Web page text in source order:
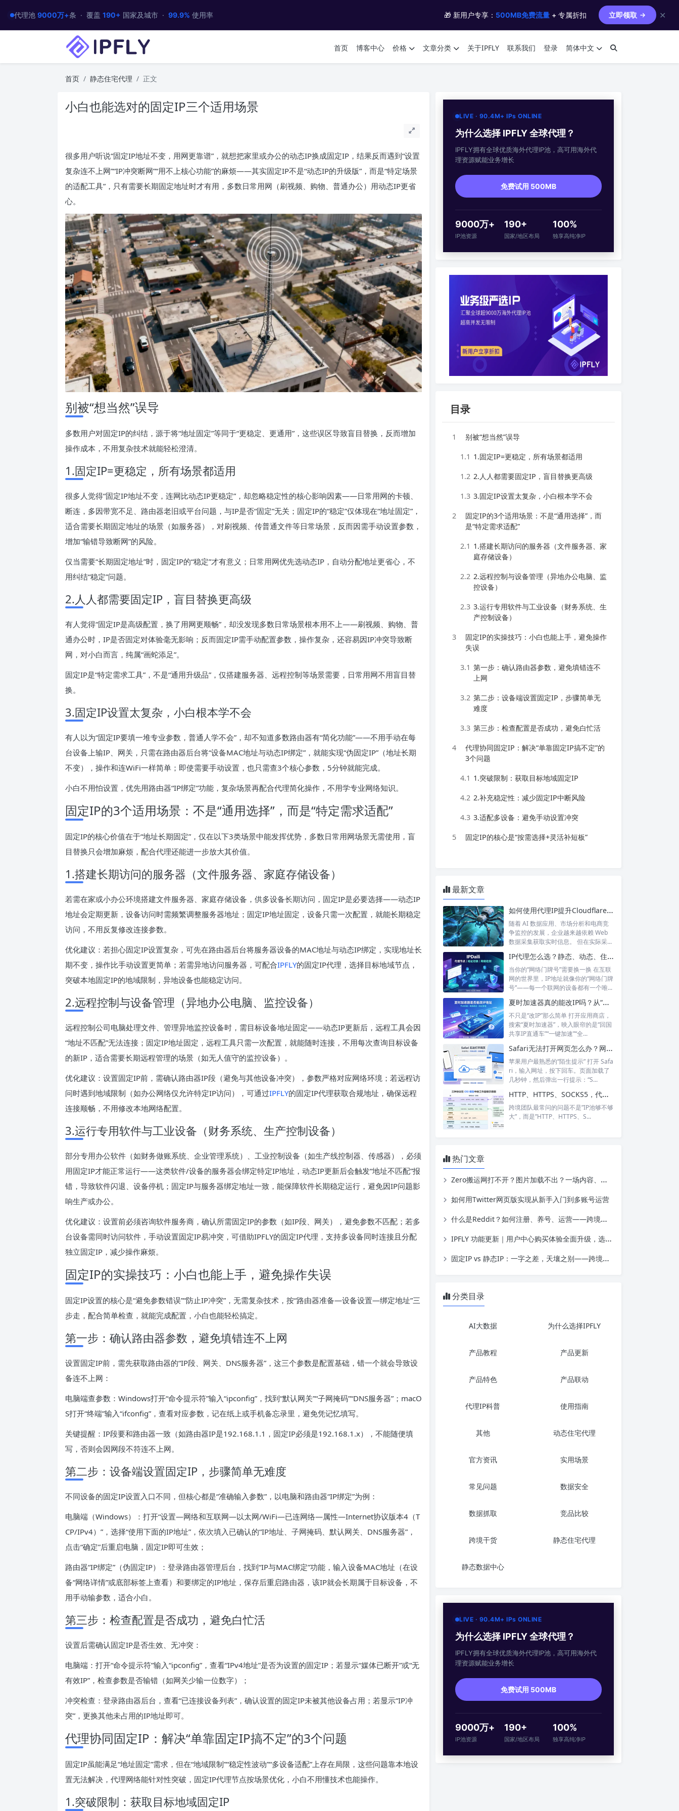
代理池 9000万+条 · 覆盖 190+ 国家及城市 · 99.9% 使用率 🎁 新用户专享： 500MB免费流量 + 专属折扣 立即领取 ✕
首页 博客中心 价格 文章分类 关于IPFLY 联系我们 登录 简体中文
首页 静态住宅代理 正文
小白也能选对的固定IP三个适用场景
很多用户听说“固定IP地址不变，用网更靠谱”，就想把家里或办公的动态IP换成固定IP，结果反而遇到“设置
复杂连不上网”“IP冲突断网”“用不上核心功能”的麻烦——其实固定IP不是“动态IP的升级版”，而是“特定场景
的适配工具”，只有需要长期固定地址时才有用，多数日常用网（刷视频、购物、普通办公）用动态IP更省
心。
别被“想当然”误导
多数用户对固定IP的纠结，源于将“地址固定”等同于“更稳定、更通用”，这些误区导致盲目替换，反而增加
操作成本，不用复杂技术就能轻松澄清。
1.固定IP=更稳定，所有场景都适用
很多人觉得“固定IP地址不变，连网比动态IP更稳定”，却忽略稳定性的核心影响因素——日常用网的卡顿、
断连，多因带宽不足、路由器老旧或平台问题，与IP是否“固定”无关；固定IP的“稳定”仅体现在“地址固定”，
适合需要长期固定地址的场景（如服务器），对刷视频、传普通文件等日常场景，反而因需手动设置参数，
增加“输错导致断网”的风险。
仅当需要“长期固定地址”时，固定IP的“稳定”才有意义；日常用网优先选动态IP，自动分配地址更省心，不
用纠结“稳定”问题。
2.人人都需要固定IP，盲目替换更高级
有人觉得“固定IP是高级配置，换了用网更顺畅”，却没发现多数日常场景根本用不上——刷视频、购物、普
通办公时，IP是否固定对体验毫无影响；反而固定IP需手动配置参数，操作复杂，还容易因IP冲突导致断
网，对小白而言，纯属“画蛇添足”。
固定IP是“特定需求工具”，不是“通用升级品”，仅搭建服务器、远程控制等场景需要，日常用网不用盲目替
换。
3.固定IP设置太复杂，小白根本学不会
有人以为“固定IP要填一堆专业参数，普通人学不会”，却不知道多数路由器有“简化功能”——不用手动在每
台设备上输IP、网关，只需在路由器后台将“设备MAC地址与动态IP绑定”，就能实现“伪固定IP”（地址长期
不变），操作和连WiFi一样简单；即使需要手动设置，也只需查3个核心参数，5分钟就能完成。
小白不用怕设置，优先用路由器“IP绑定”功能，复杂场景再配合代理简化操作，不用学专业网络知识。
固定IP的3个适用场景：不是“通用选择”，而是“特定需求适配”
固定IP的核心价值在于“地址长期固定”，仅在以下3类场景中能发挥优势，多数日常用网场景无需使用，盲
目替换只会增加麻烦，配合代理还能进一步放大其价值。
1.搭建长期访问的服务器（文件服务器、家庭存储设备）
若需在家或小办公环境搭建文件服务器、家庭存储设备，供多设备长期访问，固定IP是必要选择——动态IP
地址会定期更新，设备访问时需频繁调整服务器地址；固定IP地址固定，设备只需一次配置，就能长期稳定
访问，不用反复修改连接参数。
优化建议：若担心固定IP设置复杂，可先在路由器后台将服务器设备的MAC地址与动态IP绑定，实现地址长
期不变，操作比手动设置更简单；若需异地访问服务器，可配合IPFLY的固定IP代理，选择目标地域节点，
突破本地固定IP的地域限制，异地设备也能稳定访问。
2.远程控制与设备管理（异地办公电脑、监控设备）
远程控制公司电脑处理文件、管理异地监控设备时，需目标设备地址固定——动态IP更新后，远程工具会因
“地址不匹配”无法连接；固定IP地址固定，远程工具只需一次配置，就能随时连接，不用每次查询目标设备
的新IP，适合需要长期远程管理的场景（如无人值守的监控设备）。
优化建议：设置固定IP前，需确认路由器IP段（避免与其他设备冲突），参数严格对应网络环境；若远程访
问时遇到地域限制（如办公网络仅允许特定IP访问），可通过IPFLY的固定IP代理获取合规地址，确保远程
连接顺畅，不用修改本地网络配置。
3.运行专用软件与工业设备（财务系统、生产控制设备）
部分专用办公软件（如财务做账系统、企业管理系统）、工业控制设备（如生产线控制器、传感器），必须
用固定IP才能正常运行——这类软件/设备的服务器会绑定特定IP地址，动态IP更新后会触发“地址不匹配”报
错，导致软件闪退、设备停机；固定IP与服务器绑定地址一致，能保障软件长期稳定运行，避免因IP问题影
响生产或办公。
优化建议：设置前必须咨询软件服务商，确认所需固定IP的参数（如IP段、网关），避免参数不匹配；若多
台设备需同时访问软件，手动设置固定IP易冲突，可借助IPFLY的固定IP代理，支持多设备同时连接且分配
独立固定IP，减少操作麻烦。
固定IP的实操技巧：小白也能上手，避免操作失误
固定IP设置的核心是“避免参数错误”“防止IP冲突”，无需复杂技术，按“路由器准备—设备设置—绑定地址”三
步走，配合简单检查，就能完成配置，小白也能轻松搞定。
第一步：确认路由器参数，避免填错连不上网
设置固定IP前，需先获取路由器的“IP段、网关、DNS服务器”，这三个参数是配置基础，错一个就会导致设
备连不上网：
电脑端查参数：Windows打开“命令提示符”输入“ipconfig”，找到“默认网关”“子网掩码”“DNS服务器”；macO
S打开“终端”输入“ifconfig”，查看对应参数，记在纸上或手机备忘录里，避免凭记忆填写。
关键提醒：IP段要和路由器一致（如路由器IP是192.168.1.1，固定IP必须是192.168.1.x），不能随便填
写，否则会因网段不符连不上网。
第二步：设备端设置固定IP，步骤简单无难度
不同设备的固定IP设置入口不同，但核心都是“准确输入参数”，以电脑和路由器“IP绑定”为例：
电脑端（Windows）：打开“设置—网络和互联网—以太网/WiFi—已连网络—属性—Internet协议版本4（T
CP/IPv4）”，选择“使用下面的IP地址”，依次填入已确认的“IP地址、子网掩码、默认网关、DNS服务器”，
点击“确定”后重启电脑，固定IP即可生效；
路由器“IP绑定”（伪固定IP）：登录路由器管理后台，找到“IP与MAC绑定”功能，输入设备MAC地址（在设
备“网络详情”或底部标签上查看）和要绑定的IP地址，保存后重启路由器，该IP就会长期属于目标设备，不
用手动输参数，适合小白。
第三步：检查配置是否成功，避免白忙活
设置后需确认固定IP是否生效、无冲突：
电脑端：打开“命令提示符”输入“ipconfig”，查看“IPv4地址”是否为设置的固定IP；若显示“媒体已断开”或“无
有效IP”，检查参数是否输错（如网关少输一位数字）；
冲突检查：登录路由器后台，查看“已连接设备列表”，确认设置的固定IP未被其他设备占用；若显示“IP冲
突”，更换其他未占用的IP地址即可。
代理协同固定IP：解决“单靠固定IP搞不定”的3个问题
固定IP虽能满足“地址固定”需求，但在“地域限制”“稳定性波动”“多设备适配”上存在局限，这些问题靠本地设
置无法解决，代理网络能针对性突破，固定IP代理节点按场景优化，小白不用懂技术也能操作。
1.突破限制：获取目标地域固定IP
LIVE · 90.4M+ IPs ONLINE
为什么选择 IPFLY 全球代理？
IPFLY拥有全球优质海外代理IP池，高可用海外代
理资源赋能业务增长
免费试用 500MB
9000万+
IP池资源
190+
国家/地区布局
100%
独享高纯净IP
目录
1 别被“想当然”误导
1.1 1.固定IP=更稳定，所有场景都适用
1.2 2.人人都需要固定IP，盲目替换更高级
1.3 3.固定IP设置太复杂，小白根本学不会
2
固定IP的3个适用场景：不是“通用选择”，而
是“特定需求适配”
2.1 1.搭建长期访问的服务器（文件服务器、家
庭存储设备）
2.2 2.远程控制与设备管理（异地办公电脑、监
控设备）
2.3 3.运行专用软件与工业设备（财务系统、生
产控制设备）
3
固定IP的实操技巧：小白也能上手，避免操作
失误
3.1 第一步：确认路由器参数，避免填错连不
上网
3.2 第二步：设备端设置固定IP，步骤简单无
难度
3.3 第三步：检查配置是否成功，避免白忙活
4
代理协同固定IP：解决“单靠固定IP搞不定”的
3个问题
4.1 1.突破限制：获取目标地域固定IP
4.2 2.补充稳定性：减少固定IP中断风险
4.3 3.适配多设备：避免手动设置冲突
5 固定IP的核心是“按需选择+灵活补短板”
最新文章
如何使用代理IP提升Cloudflare环境下的数据采集稳定性？
随着 AI 数据应用、市场分析和电商竞
争监控的发展，企业越来越依赖 Web
数据采集获取实时信息。 但在实际采...
IP代理怎么选？静态、动态、住宅、机房——别再傻傻分不清，这篇帮你彻底搞懂
当你的“网络门牌号”需要换一换 在互联
网的世界里，IP地址就像你的“网络门牌
号”——每一个联网的设备都有一个唯...
夏时加速器真的能改IP吗？从“换IP”到“回国加速”，功能边界在哪里？
不只是“改IP”那么简单 打开应用商店，
搜索“夏时加速器”，映入眼帘的是“回国
共享IP直通车”“一键加速”“全...
Safari无法打开网页怎么办？网络正常却打不开？6个步骤帮你彻底搞定
苹果用户最熟悉的“陌生提示” 打开 Safa
ri，输入网址，按下回车。页面加载了
几秒钟，然后弹出一行提示：“S...
HTTP、HTTPS、SOCKS5，代理IP的三种协议到底怎么选？
跨境团队最常问的问题不是”IP池够不够
大”，而是”HTTP、HTTPS、S...
热门文章
Zero搬运网打不开？图片加载不出？一场内容、用户与网络可用性的三角博弈
如何用Twitter网页版实现从新手入门到多账号运营
什么是Reddit？如何注册、养号、运营——跨境人必备的社区平台认知框架
IPFLY 功能更新｜用户中心购买体验全面升级，选购代理IP更高效、更便捷
固定IP vs 静态IP：一字之差，天壤之别——跨境业务选错IP类型的代价有多高？
分类目录
AI大数据 为什么选择IPFLY
产品教程 产品更新
产品特色 产品联动
代理IP科普 使用指南
其他 动态住宅代理
官方资讯 实用场景
常见问题 数据安全
数据抓取 竞品比较
跨境干货 静态住宅代理
静态数据中心
LIVE · 90.4M+ IPs ONLINE
为什么选择 IPFLY 全球代理？
IPFLY拥有全球优质海外代理IP池，高可用海外代
理资源赋能业务增长
免费试用 500MB
9000万+
IP池资源
190+
国家/地区布局
100%
独享高纯净IP